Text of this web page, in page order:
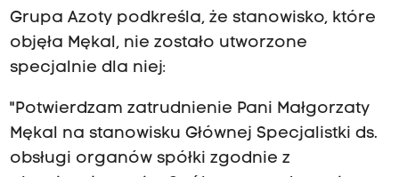
Grupa Azoty podkreśla, że stanowisko, które
objęła Mękal, nie zostało utworzone
specjalnie dla niej:
"Potwierdzam zatrudnienie Pani Małgorzaty
Mękal na stanowisku Głównej Specjalistki ds.
obsługi organów spółki zgodnie z